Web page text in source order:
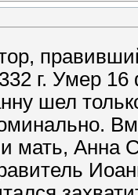
г. Умер 16
шел
мать, Анна